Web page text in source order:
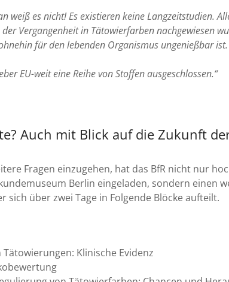
weiß es nicht! Es existieren keine Langzeitstudien.
Vergangenheit in Tätowierfarben nachgewiesen
für den lebenden Organismus ungenießbar ist.
EU-weit eine Reihe von Stoffen ausgeschlossen.“
Auch mit Blick auf die Zukunft
Fragen einzugehen, hat das BfR nicht nur
Berlin eingeladen, sondern einen
sich über zwei Tage in Folgende Blöcke aufteilt.
Klinische Evidenz